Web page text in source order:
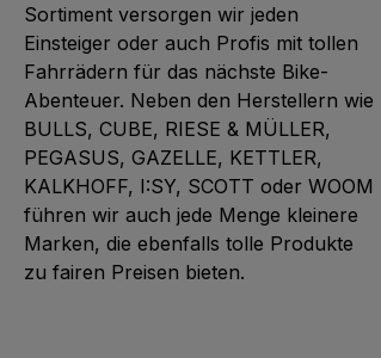
Sortiment versorgen wir jeden
Einsteiger oder auch Profis mit tollen
Fahrrädern für das nächste Bike-
Abenteuer. Neben den Herstellern wie
BULLS, CUBE, RIESE & MÜLLER,
PEGASUS, GAZELLE, KETTLER,
KALKHOFF, I:SY, SCOTT oder WOOM
führen wir auch jede Menge kleinere
Marken, die ebenfalls tolle Produkte
zu fairen Preisen bieten.